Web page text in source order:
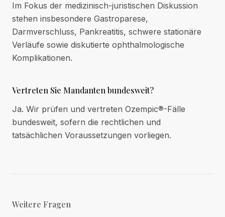
Im Fokus der medizinisch-juristischen Diskussion
stehen insbesondere Gastroparese,
Darmverschluss, Pankreatitis, schwere stationäre
Verläufe sowie diskutierte ophthalmologische
Komplikationen.
Vertreten Sie Mandanten bundesweit?
Ja. Wir prüfen und vertreten Ozempic®-Fälle
bundesweit, sofern die rechtlichen und
tatsächlichen Voraussetzungen vorliegen.
Weitere Fragen